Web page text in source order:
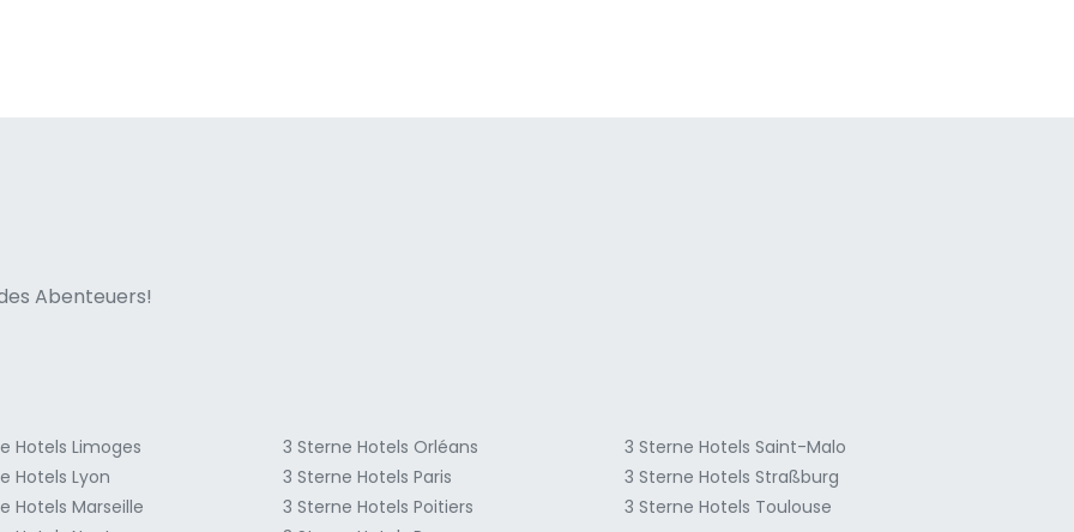
Abenteuers!italiana
Hotels Limoges
Hotels Lyon
Hotels Marseille
3 Sterne Hotels Orléans
3 Sterne Hotels Paris
3 Sterne Hotels Poitiers
3 Sterne Hotels Saint-Malo
3 Sterne Hotels Straßburg
3 Sterne Hotels Toulouse